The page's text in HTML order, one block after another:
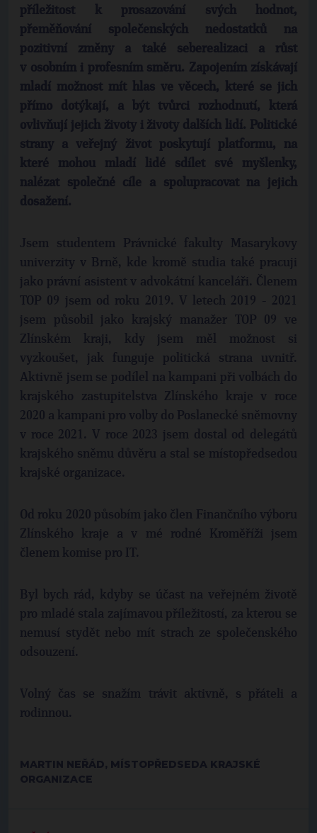
příležitost k prosazování svých hodnot,
přeměňování společenských nedostatků na
pozitivní změny a také seberealizaci a růst
v osobním i profesním směru. Zapojením získávají
mladí možnost mít hlas ve věcech, které se jich
přímo dotýkají, a být tvůrci rozhodnutí, která
ovlivňují jejich životy i životy dalších lidí. Politické
strany a veřejný život poskytují platformu, na
které mohou mladí lidé sdílet své myšlenky,
nalézat společné cíle a spolupracovat na jejich
dosažení.
Jsem studentem Právnické fakulty Masarykovy
univerzity v Brně, kde kromě studia také pracuji
jako právní asistent v advokátní kanceláři. Členem
TOP 09 jsem od roku 2019. V letech 2019 - 2021
jsem působil jako krajský manažer TOP 09 ve
Zlínském kraji, kdy jsem měl možnost si
vyzkoušet, jak funguje politická strana uvnitř.
Aktivně jsem se podílel na kampani při volbách do
krajského zastupitelstva Zlínského kraje v roce
2020 a kampani pro volby do Poslanecké sněmovny
v roce 2021. V roce 2023 jsem dostal od delegátů
krajského sněmu důvěru a stal se místopředsedou
krajské organizace.
Od roku 2020 působím jako člen Finančního výboru
Zlínského kraje a v mé rodné Kroměříži jsem
členem komise pro IT.
Byl bych rád, kdyby se účast na veřejném životě
pro mladé stala zajímavou příležitostí, za kterou se
nemusí stydět nebo mít strach ze společenského
odsouzení.
Volný čas se snažím trávit aktivně, s přáteli a
rodinnou.
MARTIN NEŘÁD, MÍSTOPŘEDSEDA KRAJSKÉ
ORGANIZACE